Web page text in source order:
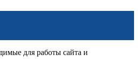
для работы сайта и